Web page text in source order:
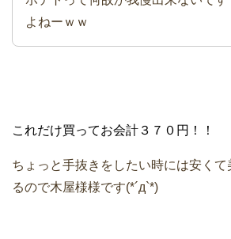
よねーｗｗ
これだけ買ってお会計３７０円！！
ちょっと手抜きをしたい時には安く
るので木屋様様です(*´д`*)